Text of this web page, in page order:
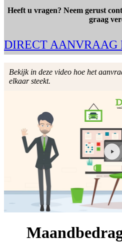
Heeft u vragen? Neem gerust
graag
DIRECT AANVRAAG
Bekijk in deze video hoe het
elkaar steekt.